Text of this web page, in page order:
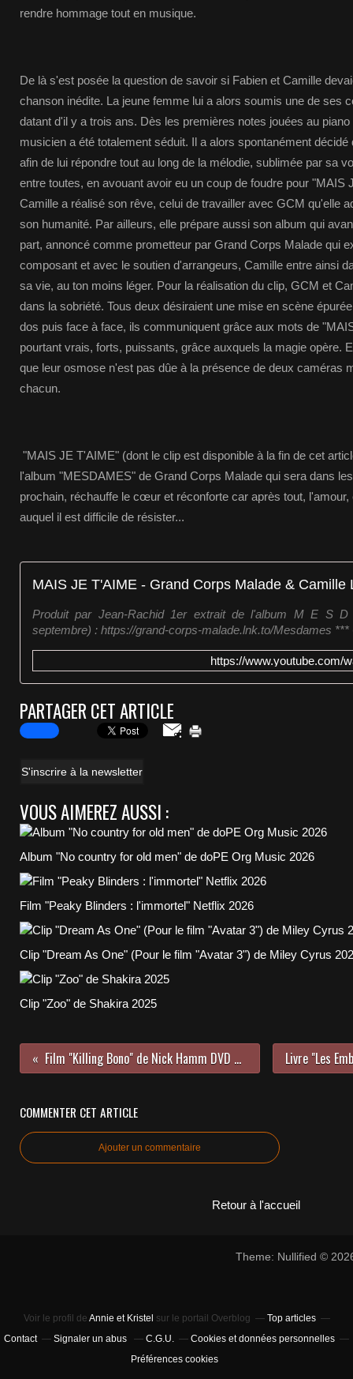
rendre hommage tout en musique.
De là s'est posée la question de savoir si Fabien et Camille
chanson inédite. La jeune femme lui a alors soumis une de ses
datant d'il y a trois ans. Dès les premières notes jouées au
musicien a été totalement séduit. Il a alors spontanément
afin de lui répondre tout au long de la mélodie, sublimée par sa
entre toutes, en avouant avoir eu un coup de foudre pour "MAIS
Camille a réalisé son rêve, celui de travailler avec GCM qu'elle
son humanité. Par ailleurs, elle prépare aussi son album qui
part, annoncé comme prometteur par Grand Corps Malade qui
composant et avec le soutien d'arrangeurs, Camille entre ainsi
sa vie, au ton moins léger. Pour la réalisation du clip, GCM et
dans la sobriété. Tous deux désiraient une mise en scène
dos puis face à face, ils communiquent grâce aux mots de
pourtant vrais, forts, puissants, grâce auxquels la magie opère.
que leur osmose n'est pas dûe à la présence de deux caméras
chacun.
"MAIS JE T'AIME" (dont le clip est disponible à la fin de cet
l'album "MESDAMES" de Grand Corps Malade qui sera dans
prochain, réchauffe le cœur et réconforte car après tout,
auquel il est difficile de résister...
MAIS JE T'AIME - Grand Corps Malade & Camille
Produit par Jean-Rachid 1er extrait de l'album M E S
septembre) : https://grand-corps-malade.lnk.to/Mesdames ***
https://www.youtube.com/
PARTAGER CET ARTICLE
S'inscrire à la newsletter
VOUS AIMEREZ AUSSI :
Album "No country for old men" de doPE Org Music 2026
Film "Peaky Blinders : l'immortel" Netflix 2026
Clip "Dream As One" (Pour le film "Avatar 3") de Miley Cyrus
Clip "Zoo" de Shakira 2025
Film "Killing Bono" de Nick Hamm DVD Pyramide Video 2011
COMMENTER CET ARTICLE
Ajouter un commentaire
Retour à l'accueil
Theme: Nullified ©
Voir le profil de Annie et Kristel sur le portail Overblog
Top articles
Contact
Signaler un abus C.G.U.
Cookies et données personnelles
Préférences cookies